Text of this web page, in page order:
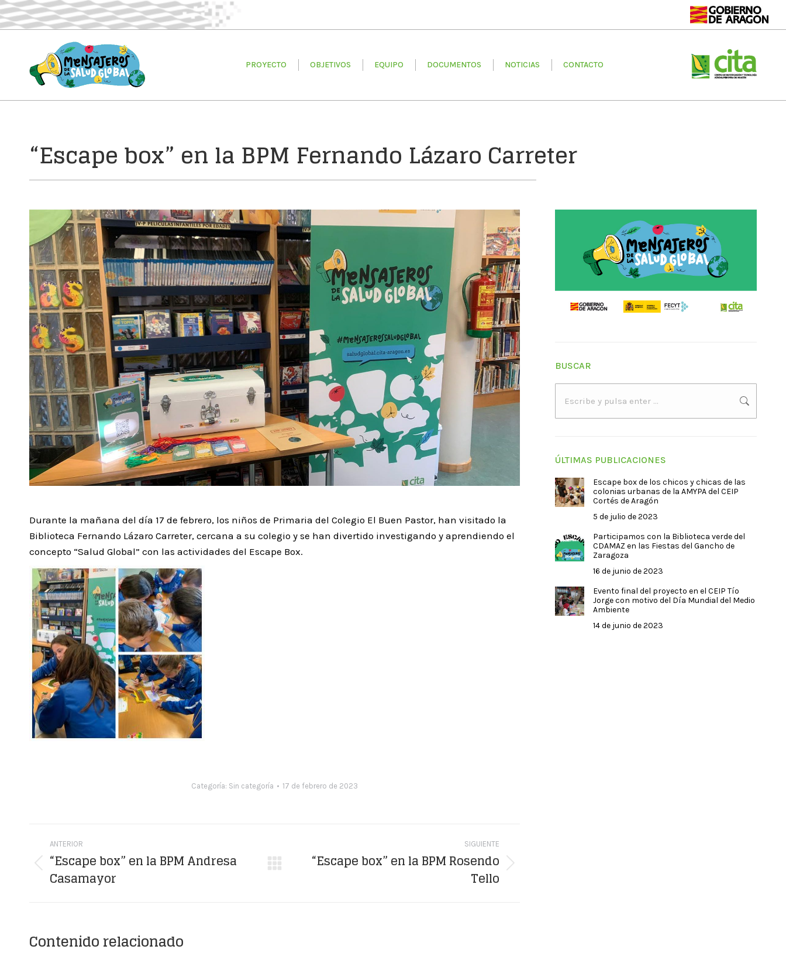
PROYECTO OBJETIVOS EQUIPO DOCUMENTOS NOTICIAS CONTACTO
“Escape box” en la BPM Fernando Lázaro Carreter
Durante la mañana del día 17 de febrero, los niños de Primaria del Colegio El Buen Pastor, han visitado la
Biblioteca Fernando Lázaro Carreter, cercana a su colegio y se han divertido investigando y aprendiendo el
concepto “Salud Global” con las actividades del Escape Box.
Categoría: Sin categoría 17 de febrero de 2023
Navegación
entre
publicaciones
ANTERIOR
Publicación
anterior:
“Escape box” en la BPM Andresa
Casamayor
SIGUIENTE
Publicación
“Escape box” en la BPM Rosendo
Tello
Contenido relacionado
BUSCAR
ÚLTIMAS PUBLICACIONES
Escape box de los chicos y chicas de las
colonias urbanas de la AMYPA del CEIP
Cortés de Aragón
5 de julio de 2023
Participamos con la Biblioteca verde del
CDAMAZ en las Fiestas del Gancho de
Zaragoza
16 de junio de 2023
Evento final del proyecto en el CEIP Tío
Jorge con motivo del Día Mundial del Medio
Ambiente
14 de junio de 2023
PROYECTO